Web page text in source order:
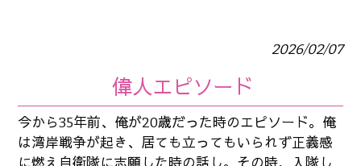
2026/02/07
偉人エピソード
今から35年前、俺が20歳だった時のエピソード。俺
は湾岸戦争が起き、居ても立ってもいられず正義感
に燃え自衛隊に志願した時の話し。その時、入隊し